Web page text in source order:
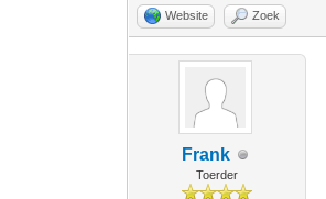
Website Zoek
Frank
Toerder